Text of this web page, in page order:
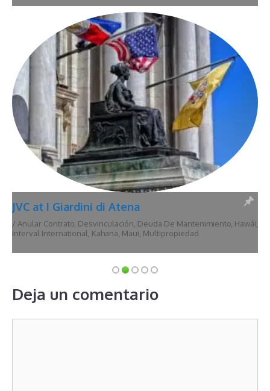
JVC at I Giardini di Atena
/ Anular Contrato, Desvinculación, Deuda De Mantenimiento, Hawái,
Interval International, Kahana, Maui, Multipropiedad
Deja un comentario